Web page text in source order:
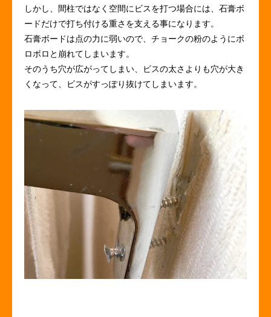
しかし、間柱ではなく空間にビスを打つ場合には、石膏ボ
ードだけで打ち付ける重さを支える事になります。
石膏ボードは点の力に弱いので、チョークの粉のようにボ
ロボロと崩れてしまいます。
そのうち穴が広がってしまい、ビスの太さよりも穴が大き
くなって、ビスがすっぽり抜けてしまいます。